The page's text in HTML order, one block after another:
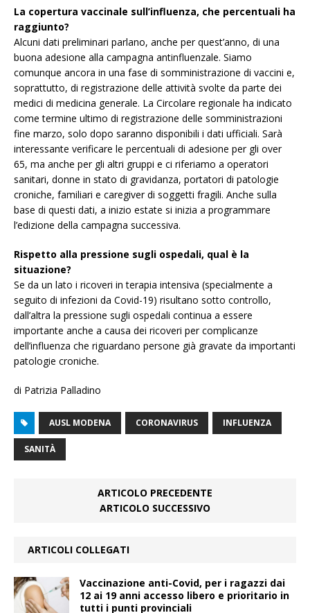
La copertura vaccinale sull’influenza, che percentuali ha
raggiunto?
Alcuni dati preliminari parlano, anche per quest’anno, di una
buona adesione alla campagna antinfluenzale. Siamo
comunque ancora in una fase di somministrazione di vaccini e,
soprattutto, di registrazione delle attività svolte da parte dei
medici di medicina generale. La Circolare regionale ha indicato
come termine ultimo di registrazione delle somministrazioni
fine marzo, solo dopo saranno disponibili i dati ufficiali. Sarà
interessante verificare le percentuali di adesione per gli over
65, ma anche per gli altri gruppi e ci riferiamo a operatori
sanitari, donne in stato di gravidanza, portatori di patologie
croniche, familiari e caregiver di soggetti fragili. Anche sulla
base di questi dati, a inizio estate si inizia a programmare
l’edizione della campagna successiva.
Rispetto alla pressione sugli ospedali, qual è la
situazione?
Se da un lato i ricoveri in terapia intensiva (specialmente a
seguito di infezioni da Covid-19) risultano sotto controllo,
dall’altra la pressione sugli ospedali continua a essere
importante anche a causa dei ricoveri per complicanze
dell’influenza che riguardano persone già gravate da importanti
patologie croniche.
di Patrizia Palladino
AUSL MODENA CORONAVIRUS INFLUENZA
SANITÀ
ARTICOLO PRECEDENTE
ARTICOLO SUCCESSIVO
ARTICOLI COLLEGATI
Vaccinazione anti-Covid, per i ragazzi dai
12 ai 19 anni accesso libero e prioritario in
tutti i punti provinciali